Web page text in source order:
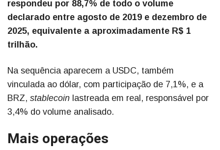
respondeu por 88,7% de todo o volume
declarado entre agosto de 2019 e dezembro de
2025, equivalente a aproximadamente R$ 1
trilhão.
Na sequência aparecem a USDC, também
vinculada ao dólar, com participação de 7,1%, e a
BRZ, stablecoin lastreada em real, responsável por
3,4% do volume analisado.
Mais operações